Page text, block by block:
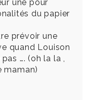
une pour
du papier
prévoir une
quand Louison
…. (oh la la ,
maman)